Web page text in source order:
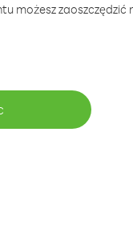
możesz zaoszczędzić